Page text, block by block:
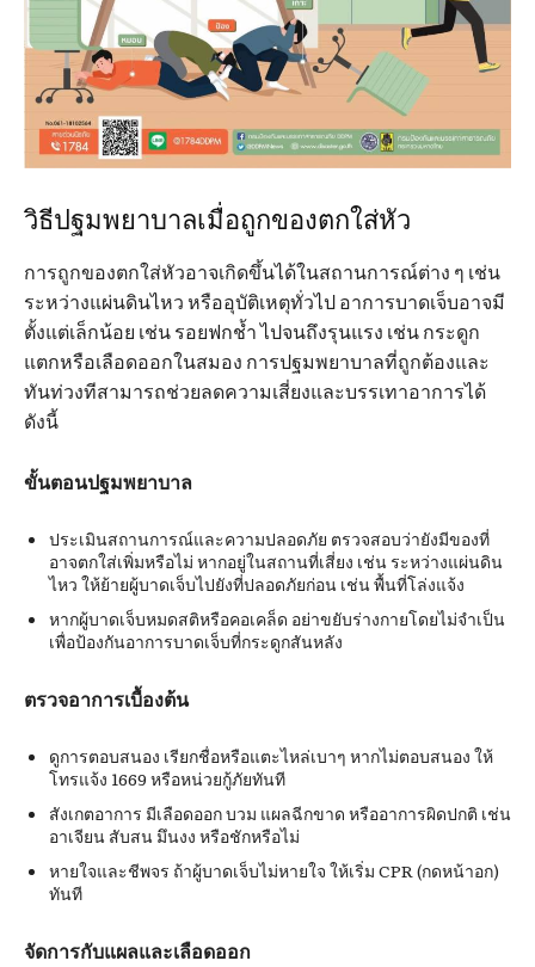
วิธีปฐมพยาบาลเมื่อถูกของตกใส่หัว
การถูกของตกใส่หัวอาจเกิดขึ้นได้ในสถานการณ์ต่าง ๆ เช่น
ระหว่างแผ่นดินไหว หรืออุบัติเหตุทั่วไป อาการบาดเจ็บอาจมี
ตั้งแต่เล็กน้อย เช่น รอยฟกช้ำ ไปจนถึงรุนแรง เช่น กระดูก
แตกหรือเลือดออกในสมอง การปฐมพยาบาลที่ถูกต้องและ
ทันท่วงทีสามารถช่วยลดความเสี่ยงและบรรเทาอาการได้
ดังนี้
ขั้นตอนปฐมพยาบาล
ประเมินสถานการณ์และความปลอดภัย ตรวจสอบว่ายังมีของที่
อาจตกใส่เพิ่มหรือไม่ หากอยู่ในสถานที่เสี่ยง เช่น ระหว่างแผ่นดิน
ไหว ให้ย้ายผู้บาดเจ็บไปยังที่ปลอดภัยก่อน เช่น พื้นที่โล่งแจ้ง
หากผู้บาดเจ็บหมดสติหรือคอเคล็ด อย่าขยับร่างกายโดยไม่จำเป็น
เพื่อป้องกันอาการบาดเจ็บที่กระดูกสันหลัง
ตรวจอาการเบื้องต้น
ดูการตอบสนอง เรียกชื่อหรือแตะไหล่เบาๆ หากไม่ตอบสนอง ให้
โทรแจ้ง 1669 หรือหน่วยกู้ภัยทันที
สังเกตอาการ มีเลือดออก บวม แผลฉีกขาด หรืออาการผิดปกติ เช่น
อาเจียน สับสน มึนงง หรือชักหรือไม่
หายใจและชีพจร ถ้าผู้บาดเจ็บไม่หายใจ ให้เริ่ม CPR (กดหน้าอก)
ทันที
จัดการกับแผลและเลือดออก